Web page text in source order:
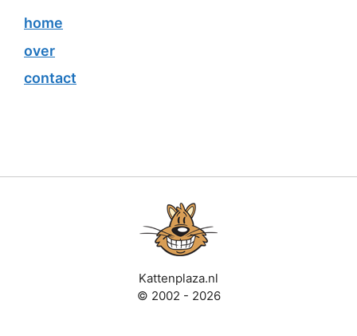
home
over
contact
Kattenplaza.nl
© 2002 - 2026